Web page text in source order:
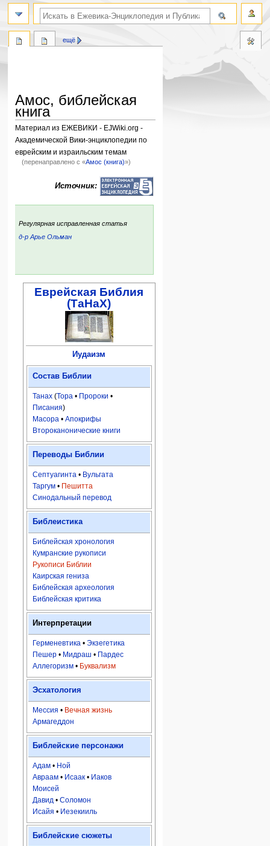
Амос, библейская
книга
Материал из ЕЖЕВИКИ - EJWiki.org -
Академической Вики-энциклопедии по
еврейским и израильским темам
(перенаправлено с «Амос (книга)»)
Источник:
Регулярная исправленная статья
д-р Арье Ольман
Еврейская Библия
(ТаНаХ)
Иудаизм
Состав Библии
Танах(Тора • Пророки •
Писания)
Масора • Апокрифы
Второканонические книги
Переводы Библии
Септуагинта • Вульгата
Таргум• Пешитта
Синодальный перевод
Библеистика
Библейская хронология
Кумранские рукописи
Рукописи Библии
Каирская гениза
Библейская археология
Библейская критика
Интерпретации
Герменевтика • Экзегетика
Пешер• Мидраш • Пардес
Аллегоризм• Буквализм
Эсхатология
Мессия • Вечная жизнь
Армагеддон
Библейские персонажи
Адам• Ной
Авраам• Исаак• Иаков
Моисей
Давид • Соломон
Исайя • Иезекииль
Библейские сюжеты
ещё
поиск по словам